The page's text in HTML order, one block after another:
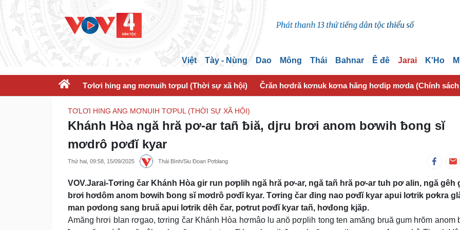
Việt Tày - Nùng Dao Mông Thái Bahnar Ê đê Jarai K'Ho
Tơlơi hing ang mơnuih tơpul (Thời sự xã hội) Črăn hơdră kơnuk kơna hăng hơdip mơda (Chính
TƠLƠI HING ANG MƠNUIH TƠPUL (THỜI SỰ XÃ HỘI)
Khánh Hòa ngă hră pơ-ar tañ ƀiă, djru brơi anom bơwih ƀong sĭ
mơdrô pơđĭ kyar
Thứ hai, 09:58, 15/09/2025 Thái Bình/Siu Đoan Pơblang
VOV.Jarai-Tơring čar Khánh Hòa gir run pơplih ngă hră pơ-ar, ngă tañ hră pơ-ar tuh pơ alin, ngă gêh
brơi hơdôm anom bơwih ƀong sĭ mơdrô pơđĭ kyar. Tơring čar đing nao pơđĭ kyar apui lơtrik pơkra
man pơdong sang bruă apui lơtrik dêh čar, pơtrut pơđĭ kyar tañ, hơđong kjăp.
Amăng hrơi blan rơgao, tơring čar Khánh Hòa hơmâo lu anŏ pơplih tong ten amăng bruă gum hrŏm anom